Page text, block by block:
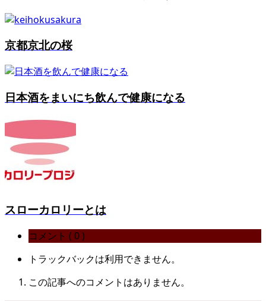
京都京北の桜
日本酒をまいにち飲んで健康になる
スローカロリーとは
コメント ( 0 )
トラックバックは利用できません。
この記事へのコメントはありません。